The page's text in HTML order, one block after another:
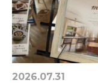
2026.07.31